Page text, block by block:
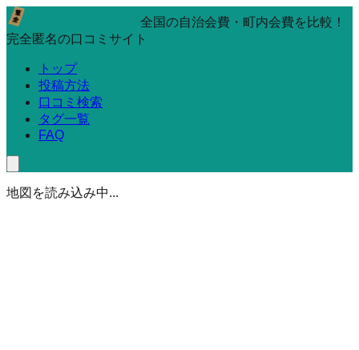
全国の自治会費・町内会費を比較！
完全匿名の口コミサイト
トップ
投稿方法
口コミ検索
タグ一覧
FAQ
地図を読み込み中...